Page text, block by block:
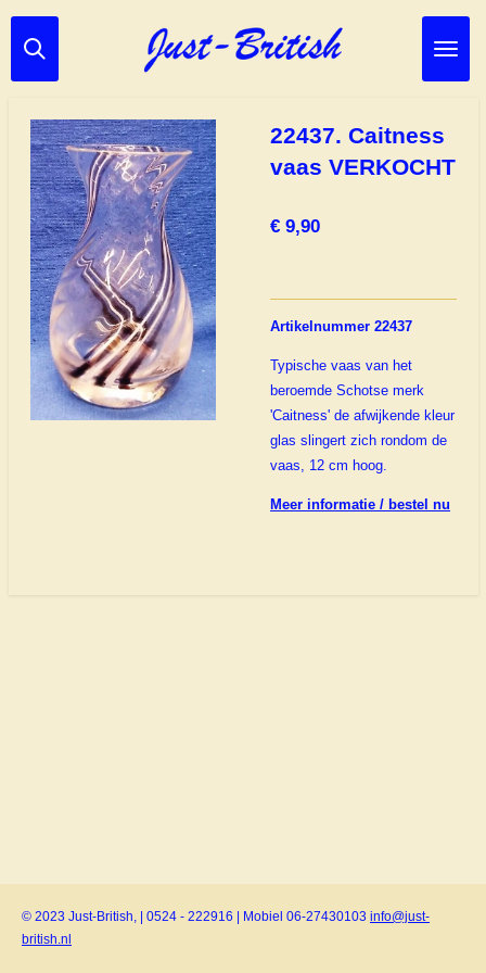
Ga
direct
hoofdinhoud
22437. Caitness
vaas VERKOCHT
€ 9,90
Artikelnummer 22437
Typische vaas van het
beroemde Schotse merk
'Caitness' de afwijkende kleur
glas slingert zich rondom de
vaas, 12 cm hoog.
Meer informatie / bestel nu
© 2023 Just-British, | 0524 - 222916 | Mobiel 06-27430103 info@just-
british.nl